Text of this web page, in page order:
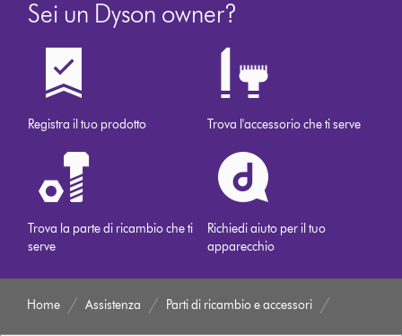
Sei un Dyson owner?
Registra il tuo prodotto Trova l'accessorio che ti serve
Trova la parte di ricambio che ti
serve
Richiedi aiuto per il tuo
apparecchio
Home Assistenza Parti di ricambio e accessori